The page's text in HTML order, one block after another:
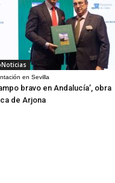
en Sevilla
bravo en Andalucía’, obra
de Arjona